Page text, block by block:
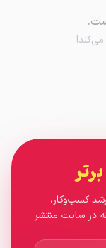
می‌کند!
کسب‌وکار،
در سایت منتشر